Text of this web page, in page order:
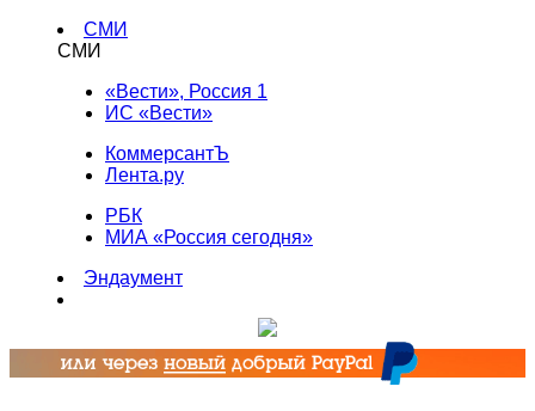
СМИ
СМИ
«Вести», Россия 1
ИС «Вести»
КоммерсантЪ
Лента.ру
РБК
МИА «Россия сегодня»
Эндаумент